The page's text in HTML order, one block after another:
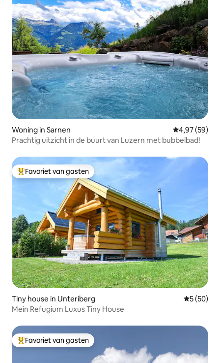
Woning in Sarnen Gemiddelde
4,97 (59)
Prachtig uitzicht in de buurt van Luzern met bubbelbad!
Topfavoriet van gasten
Favoriet van gasten
Tiny house in Unteriberg
5 (50)
Mein Refugium Luxus Tiny House
Topfavoriet van gasten
Favoriet van gasten